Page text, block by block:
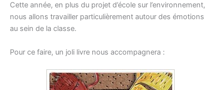
Cette année, en plus du projet d’école sur l’environnement,
nous allons travailler particulièrement autour des émotions
au sein de la classe.
Pour ce faire, un joli livre nous accompagnera :